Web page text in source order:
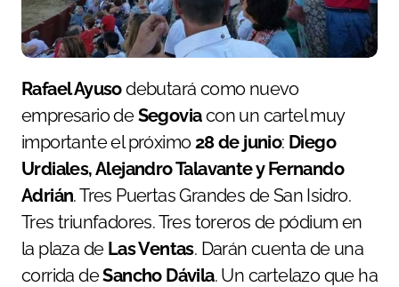
Rafael Ayusodebutará como nuevo
empresario deSegoviacon un cartel muy
importante el próximo 28 de junio: Diego
Urdiales, Alejandro Talavante y Fernando
Adrián. Tres Puertas Grandes de San Isidro.
Tres triunfadores. Tres toreros de pódium en
la plaza de Las Ventas. Darán cuenta de una
corrida deSancho Dávila. Un cartelazo que ha